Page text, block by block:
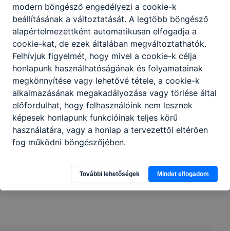
Archívum
Partnereink
modern böngésző engedélyezi a cookie-k
beállításának a változtatását. A legtöbb böngésző
alapértelmezettként automatikusan elfogadja a
cookie-kat, de ezek általában megváltoztathatók.
Felhívjuk figyelmét, hogy mivel a cookie-k célja
honlapunk használhatóságának és folyamatainak
megkönnyítése vagy lehetővé tétele, a cookie-k
alkalmazásának megakadályozása vagy törlése által
előfordulhat, hogy felhasználóink nem lesznek
képesek honlapunk funkcióinak teljes körű
használatára, vagy a honlap a tervezettől eltérően
fog működni böngészőjében.
További lehetőségek Mindet elfogadom